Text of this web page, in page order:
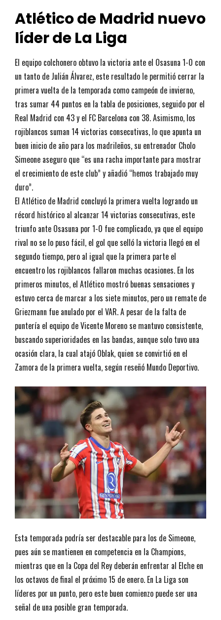
Atlético de Madrid nuevo
líder de La Liga
El equipo colchonero obtuvo la victoria ante el Osasuna 1-0 con
un tanto de Julián Álvarez, este resultado le permitió cerrar la
primera vuelta de la temporada como campeón de invierno,
tras sumar 44 puntos en la tabla de posiciones, seguido por el
Real Madrid con 43 y el FC Barcelona con 38. Asimismo, los
rojiblancos suman 14 victorias consecutivas, lo que apunta un
buen inicio de año para los madrileños, su entrenador Cholo
Simeone aseguro que “es una racha importante para mostrar
el crecimiento de este club” y añadió “hemos trabajado muy
duro”.
El Atlético de Madrid concluyó la primera vuelta logrando un
récord histórico al alcanzar 14 victorias consecutivas, este
triunfo ante Osasuna por 1-0 fue complicado, ya que el equipo
rival no se lo puso fácil, el gol que selló la victoria llegó en el
segundo tiempo, pero al igual que la primera parte el
encuentro los rojiblancos fallaron muchas ocasiones. En los
primeros minutos, el Atlético mostró buenas sensaciones y
estuvo cerca de marcar a los siete minutos, pero un remate de
Griezmann fue anulado por el VAR. A pesar de la falta de
puntería el equipo de Vicente Moreno se mantuvo consistente,
buscando superioridades en las bandas, aunque solo tuvo una
ocasión clara, la cual atajó Oblak, quien se convirtió en el
Zamora de la primera vuelta, según reseñó Mundo Deportivo.
Esta temporada podría ser destacable para los de Simeone,
pues aún se mantienen en competencia en la Champions,
mientras que en la Copa del Rey deberán enfrentar al Elche en
los octavos de final el próximo 15 de enero. En La Liga son
líderes por un punto, pero este buen comienzo puede ser una
señal de una posible gran temporada.